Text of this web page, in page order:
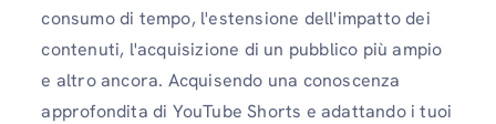
consumo di tempo, l'estensione dell'impatto dei
contenuti, l'acquisizione di un pubblico più ampio
e altro ancora. Acquisendo una conoscenza
approfondita di YouTube Shorts e adattando i tuoi